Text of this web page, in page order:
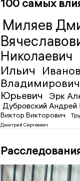
100 самых
Миляев
Николаевич
Ильич
Владимирович
Юрьевич
Эрк
Дубровский Андрей
Виктор Викторович
Дмитрий Сергеевич